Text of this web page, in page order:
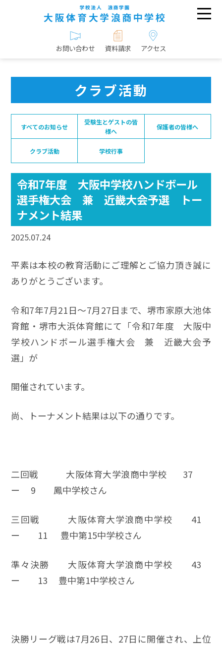
お問い合わせ 資料請求 アクセス
クラブ活動
すべてのお知らせ
受験生とゲストの皆
様へ
保護者の皆様へ
クラブ活動 学校行事
令和7年度 大阪中学校ハンドボール
選手権大会 兼 近畿大会予選 トー
ナメント結果
2025.07.24
平素は本校の教育活動にご理解とご協力頂き誠に
ありがとうございます。
令和7年7月21日～7月27日まで、堺市家原大池体
育館・堺市大浜体育館にて「令和7年度 大阪中
学校ハンドボール選手権大会 兼 近畿大会予
選」が
開催されています。
尚、トーナメント結果は以下の通りです。
二回戦 大阪体育大学浪商中学校 37
ー 9 鳳中学校さん
三回戦 大阪体育大学浪商中学校 41
ー 11 豊中第15中学校さん
準々決勝 大阪体育大学浪商中学校 43
ー 13 豊中第1中学校さん
決勝リーグ戦は7月26日、27日に開催され、上位